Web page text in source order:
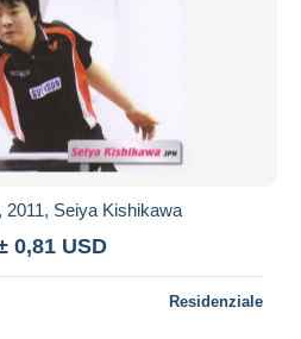
2011, Seiya Kishikawa
0,81 USD
Residenziale